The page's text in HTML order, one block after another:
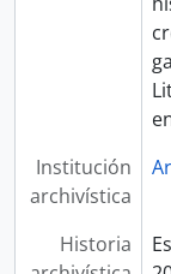
Institución
archivística
Historia